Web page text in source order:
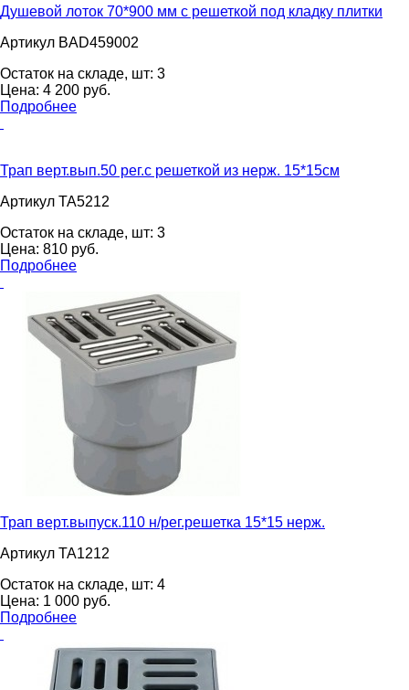
Душевой лоток 70*900 мм с решеткой под кладку плитки
Артикул BAD459002
Остаток на складе, шт: 3
Цена: 4 200 pуб.
Подробнее
Трап верт.вып.50 рег.с решеткой из нерж. 15*15см
Артикул ТА5212
Остаток на складе, шт: 3
Цена: 810 pуб.
Подробнее
Трап верт.выпуск.110 н/рег.решетка 15*15 нерж.
Артикул ТА1212
Остаток на складе, шт: 4
Цена: 1 000 pуб.
Подробнее